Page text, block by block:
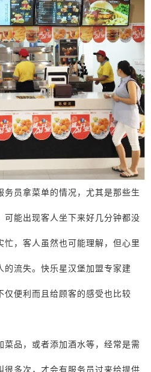
务员拿菜单的情况，尤其是那些生
可能出现客人坐下来好几分钟都没
忙，客人虽然也可能理解，但心里
的流失。快乐星汉堡加盟专家建
仅便利而且给顾客的感受也比较
菜品，或者添加酒水等，经常是需
很多次，才会有服务员过来给提供